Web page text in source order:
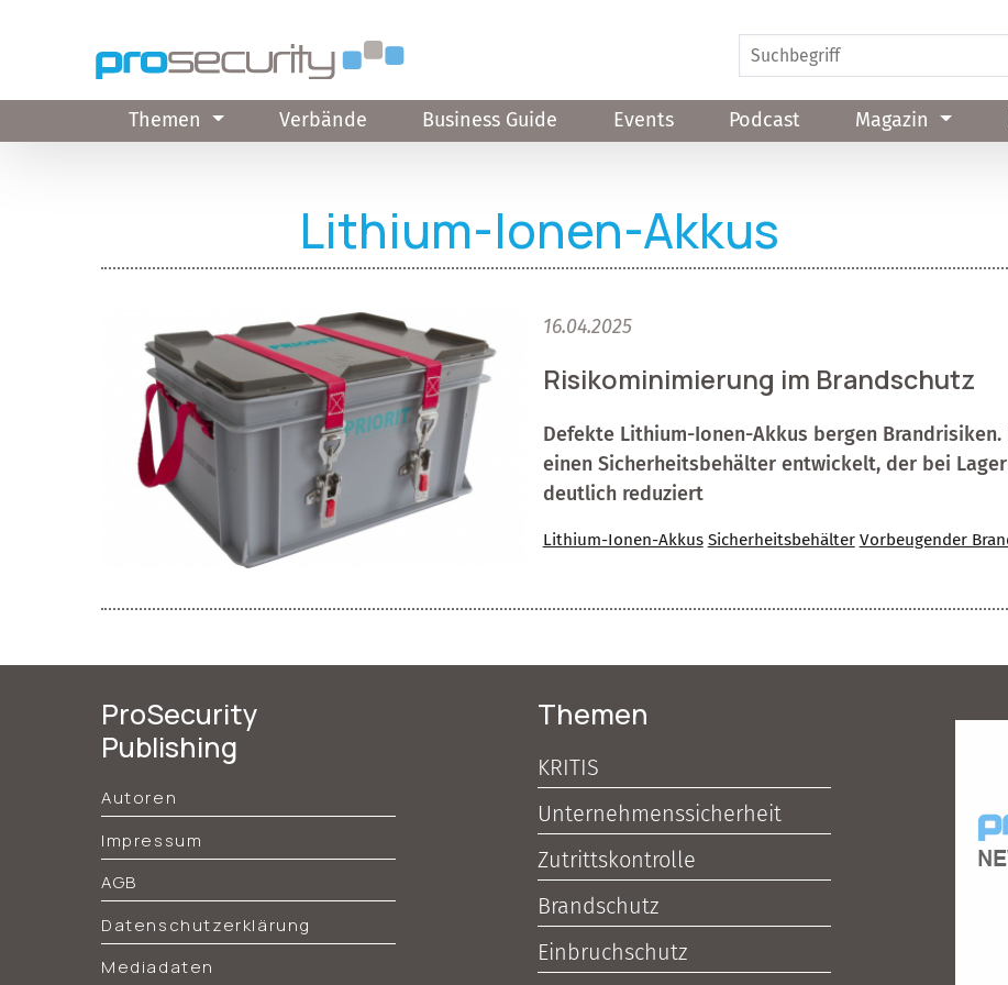
Themen Verbände Business Guide Events Podcast Magazin
Lithium-Ionen-Akkus
16.04.2025
Risikominimierung im Brandschutz
Defekte Lithium-Ionen-Akkus bergen Brandrisiken.
einen Sicherheitsbehälter entwickelt, der bei
deutlich reduziert
Lithium-Ionen-Akkus Sicherheitsbehälter Vorbeugender
ProSecurity
Publishing
Autoren
Impressum
AGB
Datenschutzerklärung
Mediadaten
Themen
KRITIS
Unternehmenssicherheit
Zutrittskontrolle
Brandschutz
Einbruchschutz